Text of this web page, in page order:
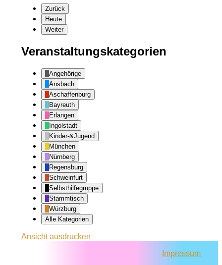
Zurück
Heute
Weiter
Veranstaltungskategorien
Angehörige
Ansbach
Aschaffenburg
Bayreuth
Erlangen
Ingolstadt
Kinder-&Jugend
München
Nürnberg
Regensburg
Schweinfurt
Selbsthilfegruppe
Stammtisch
Würzburg
Alle Kategorien
Ansichtausdrucken
Impressum